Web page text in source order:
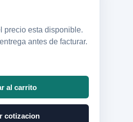
precio esta disponible.
antes de facturar.
al carrito
cotizacion